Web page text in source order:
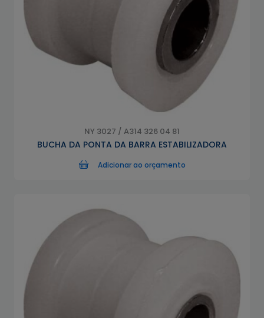
NY 3027 / A314 326 04 81
BUCHA DA PONTA DA BARRA ESTABILIZADORA
Adicionar ao orçamento